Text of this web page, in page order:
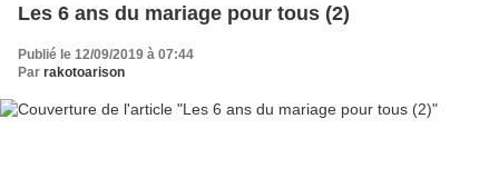
Les 6 ans du mariage pour tous (2)
Publié le 12/09/2019 à 07:44
Par rakotoarison